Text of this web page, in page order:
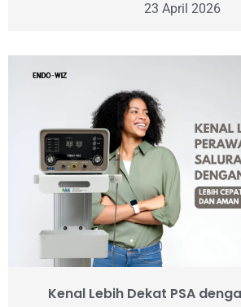
23 April 2026
Kenal Lebih Dekat PSA